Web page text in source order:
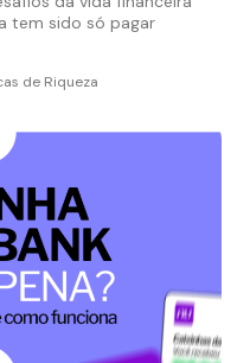
tem sido só pagar
de Riqueza